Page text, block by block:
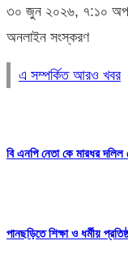
৩০ জুন ২০২৬, ৭:১০
অনলাইন সংস্করণ
এ সম্পর্কিত আরও খবর
বি এনপি নেতা কে মারধর
পানছড়িতে শিক্ষা ও ধর্মীয়